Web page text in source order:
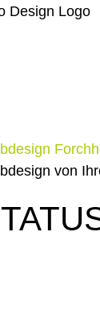
von